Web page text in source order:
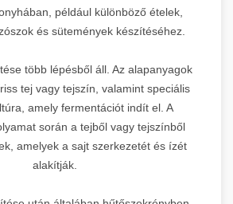
például különböző ételek,
és sütemények készítéséhez.
több lépésből áll. Az alapanyagok
tej vagy tejszín, valamint speciális
amely fermentációt indít el. A
során a tejből vagy tejszínből
amelyek a sajt szerkezetét és ízét
alakítják.